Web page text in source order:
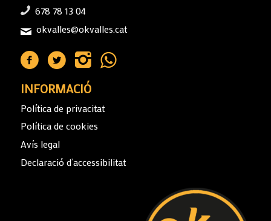
678 78 13 04
okvalles@okvalles.cat
INFORMACIÓ
Política de privacitat
Política de cookies
Avís legal
Declaració d’accessibilitat